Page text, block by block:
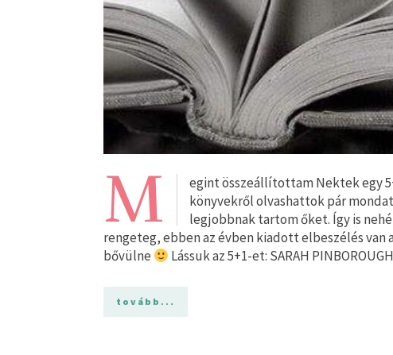
M
egint összeállítottam Nektek egy
könyvekről olvashattok pár
legjobbnak tartom őket. Így is
rengeteg, ebben az évben kiadott elbeszélés van
bővülne
Lássuk az 5+1-et: SARAH
tovább...